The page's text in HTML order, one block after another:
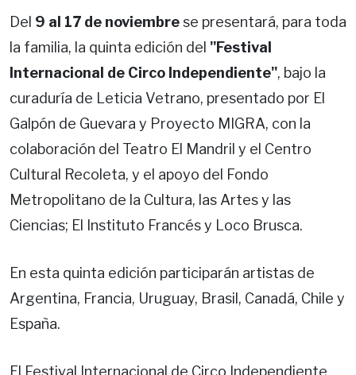
Del 9 al 17 de noviembrese presentará, para toda
la familia, la quinta edición del "Festival
Internacional de Circo Independiente", bajo la
curaduría de Leticia Vetrano, presentado por El
Galpón de Guevara y Proyecto MIGRA, con la
colaboración del Teatro El Mandril y el Centro
Cultural Recoleta, y el apoyo del Fondo
Metropolitano de la Cultura, las Artes y las
Ciencias; El Instituto Francés y Loco Brusca.
En esta quinta edición participarán artistas de
Argentina, Francia, Uruguay, Brasil, Canadá, Chile y
España.
El Festival Internacional de Circo Independiente